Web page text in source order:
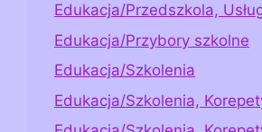
Edukacja/Przedszkola,
Edukacja/Przybory szkolne
Edukacja/Szkolenia
Edukacja/Szkolenia,